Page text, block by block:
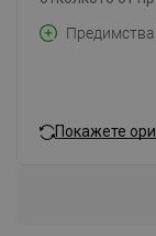
Предимства
Покажете